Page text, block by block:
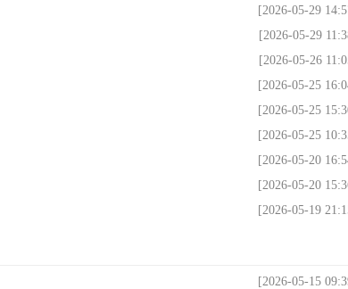
[2026-05-29
[2026-05-29
[2026-05-26
[2026-05-25
[2026-05-25
[2026-05-25
[2026-05-20
[2026-05-20
[2026-05-19
[2026-05-15